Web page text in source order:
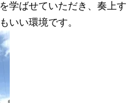
学ばせていただき、奏上す
いい環境です。